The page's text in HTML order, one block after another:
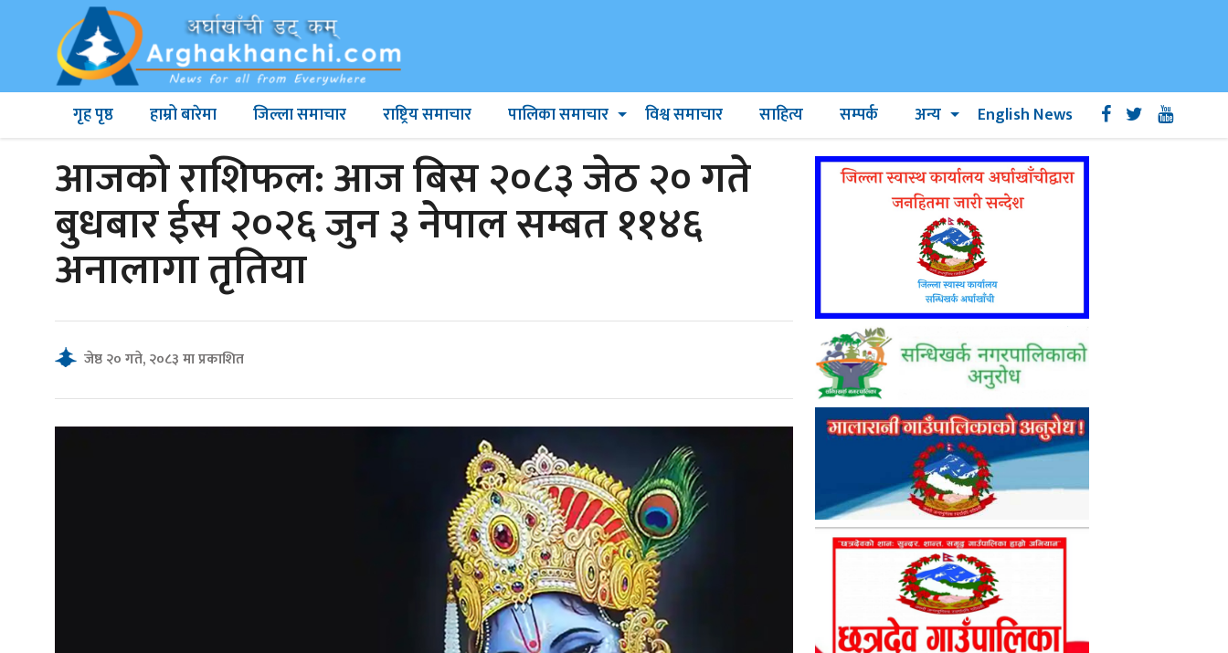
गृह पृष्ठ हाम्रो बारेमा जिल्ला समाचार राष्ट्रिय समाचार पालिका समाचार विश्व समाचार साहित्य सम्पर्क अन्य English News
आजको राशिफल: आज बिस २०८३ जेठ २० गते
बुधबार ईस २०२६ जुन ३ नेपाल सम्बत ११४६
अनालागा तृतिया
जेष्ठ २० गते, २०८३ मा प्रकाशित